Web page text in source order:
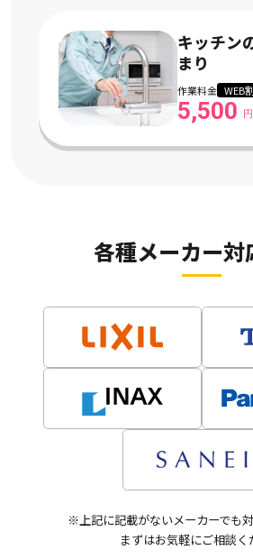
キッチン
まり
作業料金 WEB
5,500
各種メーカー対
※上記に記載がないメーカーでも
まずはお気軽にご相談く